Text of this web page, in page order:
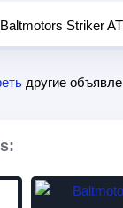
Striker
другие